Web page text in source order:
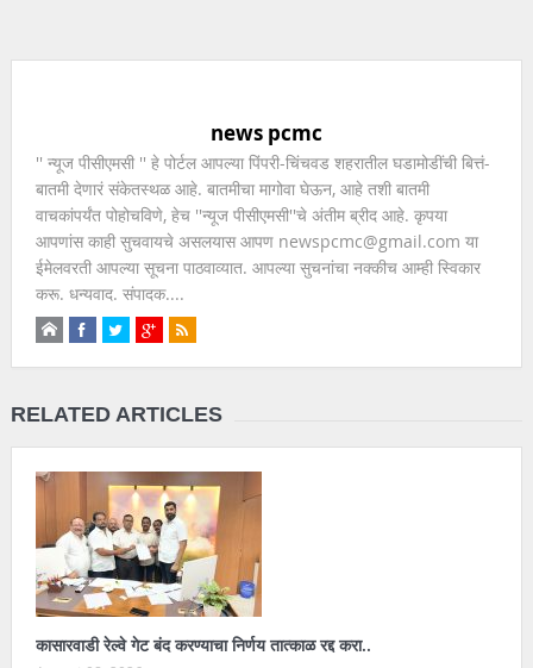
news pcmc
'' न्यूज पीसीएमसी '' हे पोर्टल आपल्या पिंपरी-चिंचवड शहरातील घडामोडींची बित्तं-
बातमी देणारं संकेतस्थळ आहे. बातमीचा मागोवा घेऊन, आहे तशी बातमी
वाचकांपर्यंत पोहोचविणे, हेच ''न्यूज पीसीएमसी''चे अंतीम ब्रीद आहे. कृपया
आपणांस काही सुचवायचे असलयास आपण newspcmc@gmail.com या
ईमेलवरती आपल्या सूचना पाठवाव्यात. आपल्या सुचनांचा नक्कीच आम्ही स्विकार
करू. धन्यवाद. संपादक....
RELATED ARTICLES
कासारवाडी रेल्वे गेट बंद करण्याचा निर्णय तात्काळ रद्द करा..